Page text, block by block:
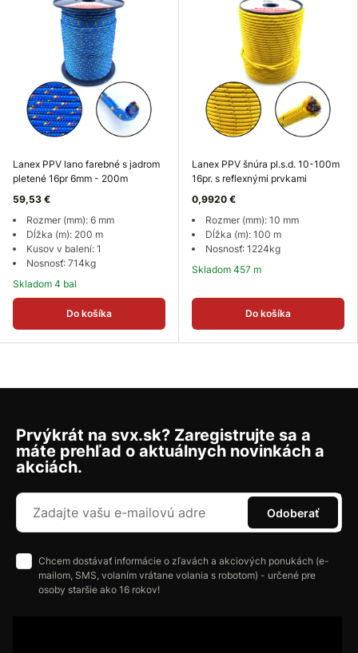
Lanex PPV lano farebné s jadrom
pletené 16pr 6mm - 200m
59,53 €
Rozmer (mm): 6 mm
Dĺžka (m): 200 m
Kusov v balení: 1
Nosnosť: 714kg
Skladom 4 bal
Do košíka
Lanex PPV šnúra pl.s.d. 10-100m
16pr. s reflexnými prvkami
0,9920 €
Rozmer (mm): 10 mm
Dĺžka (m): 100 m
Nosnosť: 1224kg
Skladom 457 m
Do košíka
Prvýkrát na svx.sk? Zaregistrujte sa a
máte prehľad o aktuálnych novinkách a
akciách.
Odoberať
Chcem dostávať informácie o zľavách a akciových ponukách (e-
mailom, SMS, volaním vrátane volania s robotom) - určené pre
osoby staršie ako 16 rokov!